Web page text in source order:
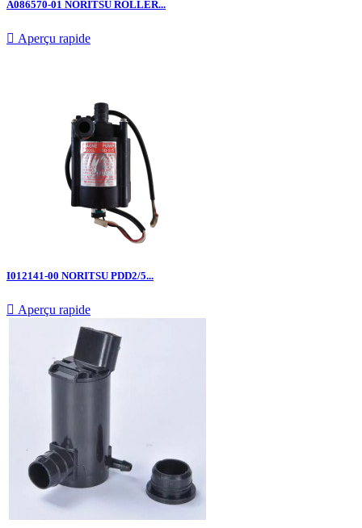
A086570-01 NORITSU ROLLER...
 Aperçu rapide
I012141-00 NORITSU PDD2/5...
 Aperçu rapide